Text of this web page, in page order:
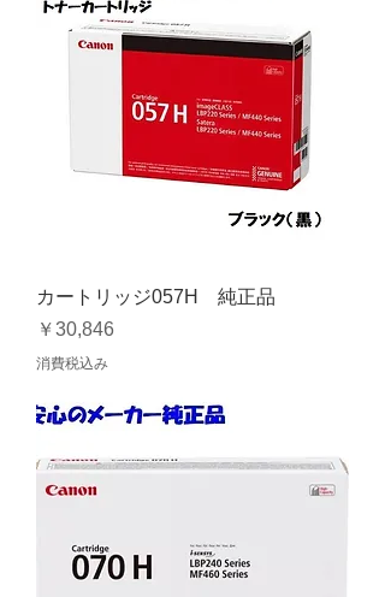
カートリッジ057H 純正品
価格
￥30,846
消費税込み